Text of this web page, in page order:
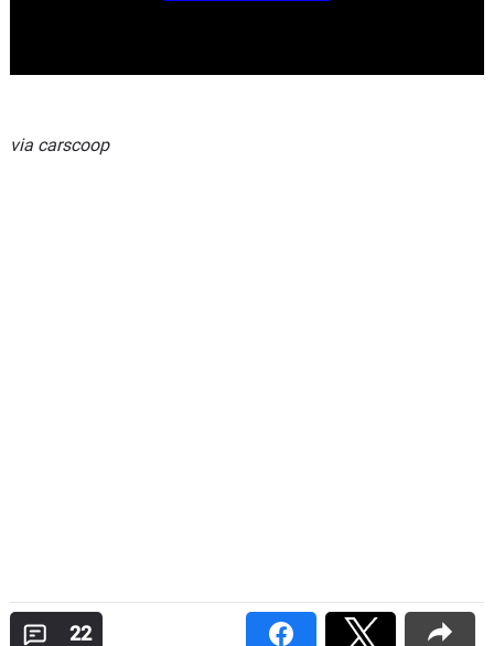
via carscoop
22